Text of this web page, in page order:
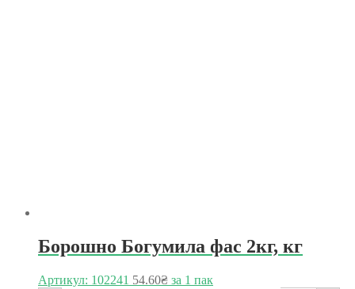
Борошно Богумила фас 2кг, кг
Артикул: 102241 54.60₴ за 1 пак